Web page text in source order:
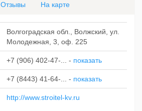
Отзывы На карте
Волгоградская обл., Волжский, ул.
Молодежная, 3, оф. 225
+7 (906) 402-47-... - показать
+7 (8443) 41-64-... - показать
http://www.stroitel-kv.ru